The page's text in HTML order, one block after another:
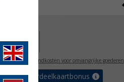
BTWplus verzendkosten voor omvangrijke goederen
de voordeelkaartbonus